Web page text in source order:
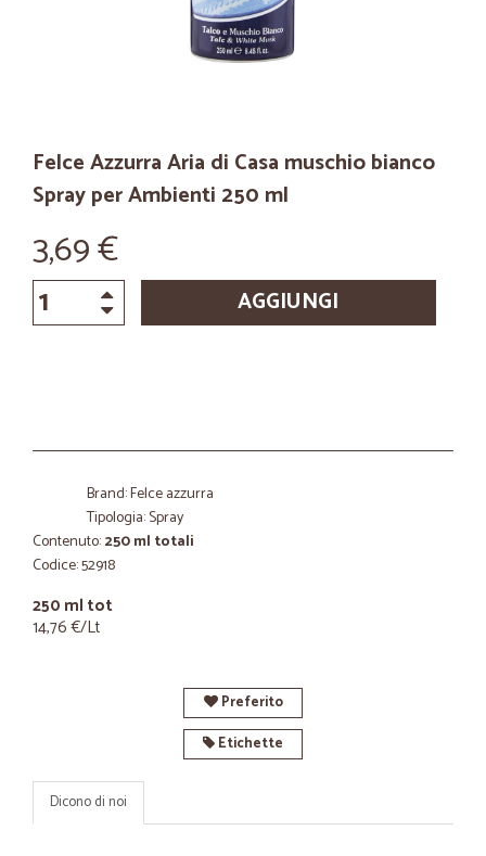
Felce Azzurra Aria di Casa muschio bianco
Spray per Ambienti 250 ml
3,69 €
AGGIUNGI
Brand: Felce azzurra
Tipologia: Spray
Contenuto:250 ml totali
Codice: 52918
250 ml tot
14,76 €/Lt
Preferito
Etichette
Dicono di noi